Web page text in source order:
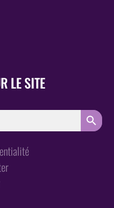
LE SITE
SEARCH